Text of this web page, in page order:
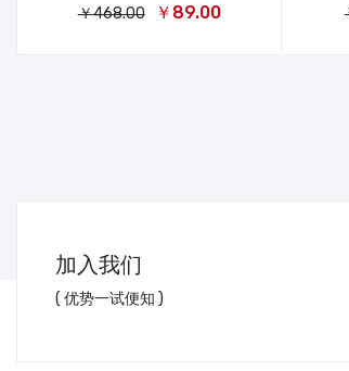
￥468.00 ￥89.00
加入我们
( 优势一试便知 )